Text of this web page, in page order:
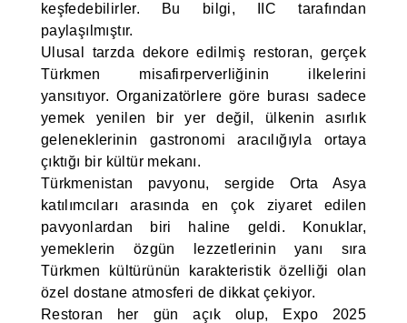
keşfedebilirler. Bu bilgi, IIC tarafından
paylaşılmıştır.
Ulusal tarzda dekore edilmiş restoran, gerçek
Türkmen misafirperverliğinin ilkelerini
yansıtıyor. Organizatörlere göre burası sadece
yemek yenilen bir yer değil, ülkenin asırlık
geleneklerinin gastronomi aracılığıyla ortaya
çıktığı bir kültür mekanı.
Türkmenistan pavyonu, sergide Orta Asya
katılımcıları arasında en çok ziyaret edilen
pavyonlardan biri haline geldi. Konuklar,
yemeklerin özgün lezzetlerinin yanı sıra
Türkmen kültürünün karakteristik özelliği olan
özel dostane atmosferi de dikkat çekiyor.
Restoran her gün açık olup, Expo 2025